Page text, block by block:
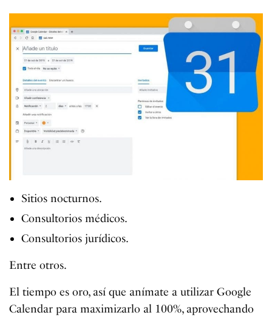
Sitios nocturnos.
Consultorios médicos.
Consultorios jurídicos.
Entre otros.
El tiempo es oro, así que anímate a utilizar Google
Calendar para maximizarlo al 100%, aprovechando